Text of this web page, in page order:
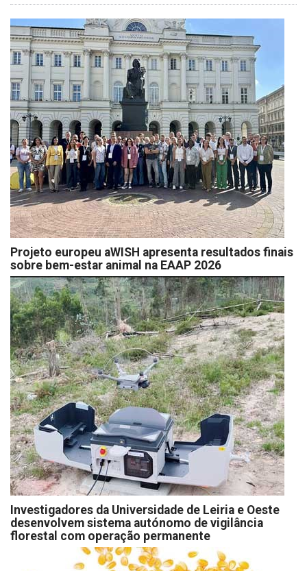
Projeto europeu aWISH apresenta resultados finais
sobre bem-estar animal na EAAP 2026
Investigadores da Universidade de Leiria e Oeste
desenvolvem sistema autónomo de vigilância
florestal com operação permanente